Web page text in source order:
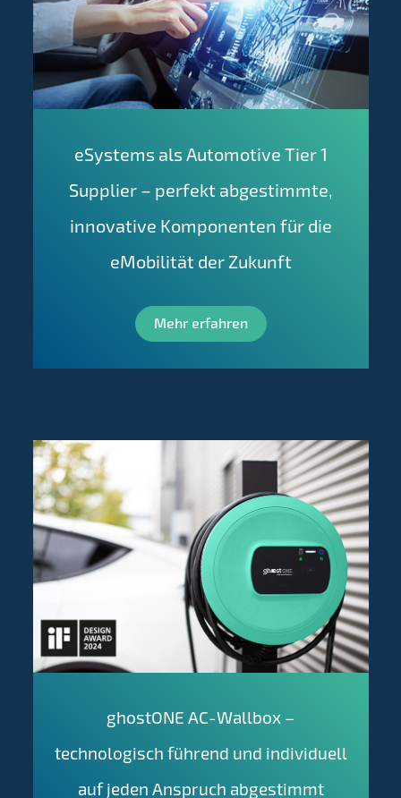
eSystems als Automotive Tier 1
Supplier – perfekt abgestimmte,
innovative Komponenten für die
eMobilität der Zukunft
Mehr erfahren
ghostONE AC-Wallbox –
technologisch führend und individuell
auf jeden Anspruch abgestimmt